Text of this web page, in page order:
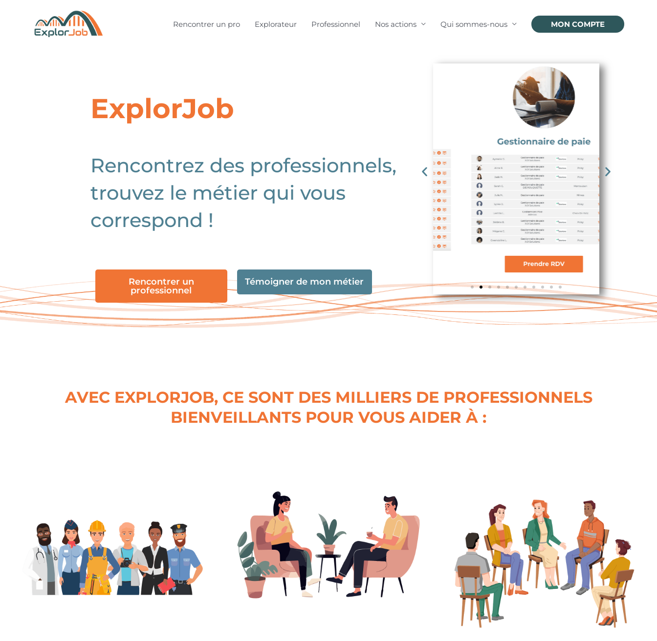
Rencontrer un pro Explorateur Professionnel Nos actions Qui sommes-nous MON COMPTE
ExplorJob
Rencontrez des professionnels,
trouvez le métier qui vous
correspond !
Rencontrer un
professionnel
Témoigner de mon métier
AVEC EXPLORJOB, CE SONT DES MILLIERS DE PROFESSIONNELS
BIENVEILLANTS POUR VOUS AIDER À :